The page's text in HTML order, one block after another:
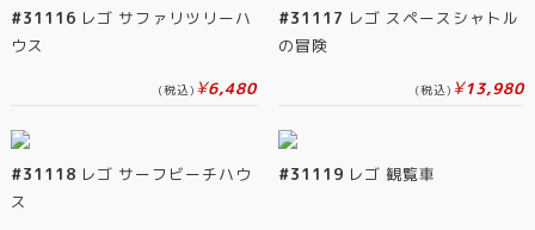
#31116 レゴ サファリツリーハ
ウス
(税込) ¥6,480
#31117 レゴ スペースシャトル
の冒険
(税込) ¥13,980
#31118 レゴ サーフビーチハウ
ス
#31119 レゴ 観覧車